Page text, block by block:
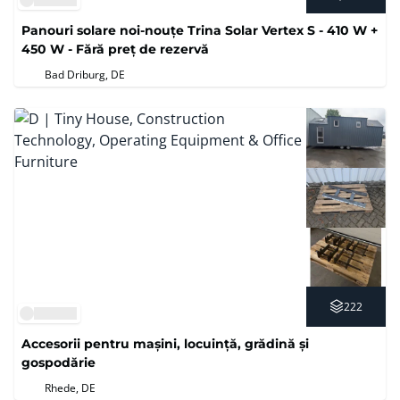
Panouri solare noi-nouțe Trina Solar Vertex S - 410 W +
450 W - Fără preț de rezervă
Bad Driburg, DE
222
Accesorii pentru mașini, locuință, grădină și
gospodărie
Rhede, DE